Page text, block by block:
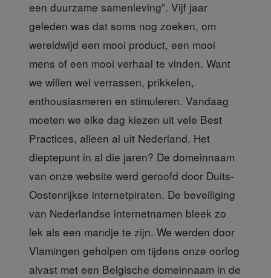
een duurzame samenleving”. Vijf jaar
geleden was dat soms nog zoeken, om
wereldwijd een mooi product, een mooi
mens of een mooi verhaal te vinden. Want
we willen wel verrassen, prikkelen,
enthousiasmeren en stimuleren. Vandaag
moeten we elke dag kiezen uit vele Best
Practices, alleen al uit Nederland. Het
dieptepunt in al die jaren? De domeinnaam
van onze website werd geroofd door Duits-
Oostenrijkse internetpiraten. De beveiliging
van Nederlandse internetnamen bleek zo
lek als een mandje te zijn. We werden door
Vlamingen geholpen om tijdens onze oorlog
alvast met een Belgische domeinnaam in de